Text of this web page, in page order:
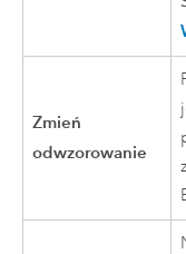
Zmień
odwzorowanie